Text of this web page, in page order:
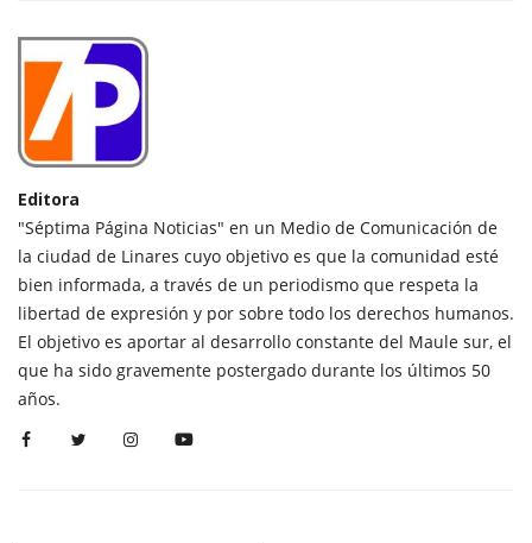
Editora
"Séptima Página Noticias" en un Medio de Comunicación de
la ciudad de Linares cuyo objetivo es que la comunidad esté
bien informada, a través de un periodismo que respeta la
libertad de expresión y por sobre todo los derechos humanos.
El objetivo es aportar al desarrollo constante del Maule sur, el
que ha sido gravemente postergado durante los últimos 50
años.